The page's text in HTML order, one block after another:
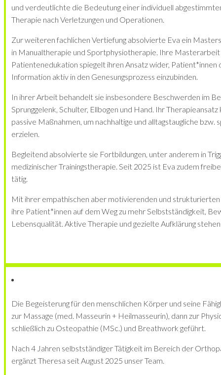
und verdeutlichte die Bedeutung einer individuell
Therapie nach Verletzungen und Operationen.
Zur weiteren fachlichen Vertiefung absolvierte Eva ein
in Manualtherapie und Sportphysiotherapie. Ihre Masterarbeit
Patientenedukation spiegelt ihren Ansatz wider, Patient*innen
Information aktiv in den Genesungsprozess einzubinden.
In ihrer Arbeit behandelt sie insbesondere Beschwerden im
Sprunggelenk, Schulter, Ellbogen und Hand. Ihr
passive Maßnahmen, um nachhaltige und alltagstaugliche
erzielen.
Begleitend absolvierte sie Fortbildungen, unter anderem in
medizinischer Trainingstherapie. Seit 2025 ist Eva zudem
tätig.
Mit ihrer empathischen aber motivierenden und
ihre Patient*innen auf dem Weg zu mehr Selbstständigkeit,
Lebensqualität. Aktive Therapie und gezielte Aufklärung
Die Begeisterung für den menschlichen Körper und seine
zur Massage (med. Masseurin + Heilmasseurin), dann zur
schließlich zu Osteopathie (MSc.) und Breathwork geführt.
Nach 4 Jahren selbstständiger Tätigkeit im Bereich der
ergänzt Theresa seit August 2025 unser Team.